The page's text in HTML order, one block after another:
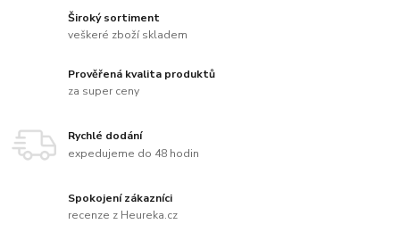
Široký sortiment
veškeré zboží skladem
Prověřená kvalita produktů
za super ceny
Rychlé dodání
expedujeme do 48 hodin
Spokojení zákazníci
recenze z Heureka.cz